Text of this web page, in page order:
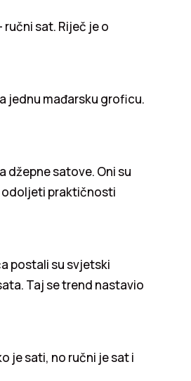
sat. Riječ je o
jednu mađarsku groficu.
džepne satove. Oni su
odoljeti praktičnosti
postali su svjetski
Taj se trend nastavio
je sati, no ručni je sat i